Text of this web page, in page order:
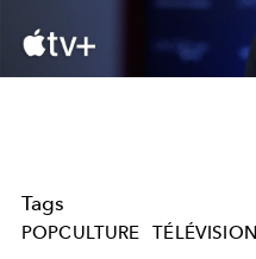
Tags
POPCULTURE TÉLÉVISION